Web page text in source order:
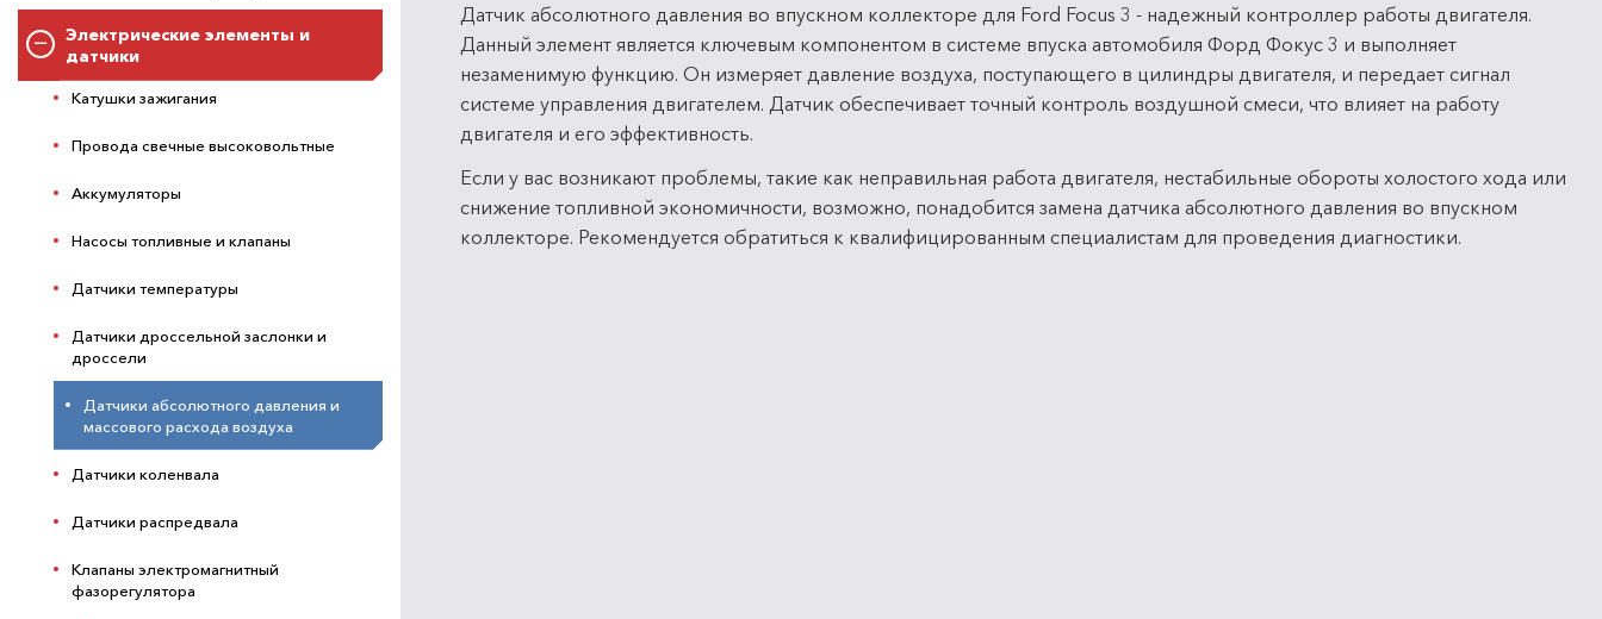
Электрические элементы и
датчики
Катушки зажигания
Провода свечные высоковольтные
Аккумуляторы
Насосы топливные и клапаны
Датчики температуры
Датчики дроссельной заслонки и
дроссели
Датчики абсолютного давления и
массового расхода воздуха
Датчики коленвала
Датчики распредвала
Клапаны электромагнитный
фазорегулятора
Датчик абсолютного давления во впускном коллекторе для Ford Focus 3 - надежный контроллер работы двигателя.
Данный элемент является ключевым компонентом в системе впуска автомобиля Форд Фокус 3 и выполняет
незаменимую функцию. Он измеряет давление воздуха, поступающего в цилиндры двигателя, и передает сигнал
системе управления двигателем. Датчик обеспечивает точный контроль воздушной смеси, что влияет на работу
двигателя и его эффективность.
Если у вас возникают проблемы, такие как неправильная работа двигателя, нестабильные обороты холостого хода или
снижение топливной экономичности, возможно, понадобится замена датчика абсолютного давления во впускном
коллекторе. Рекомендуется обратиться к квалифицированным специалистам для проведения диагностики.